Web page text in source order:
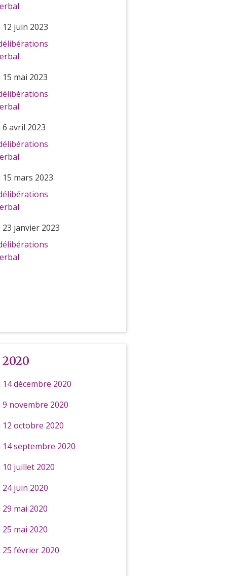
12 juin 2023
mai 2023
6 avril 2023
15 mars 2023
23 janvier 2023
14 décembre 2020
9 novembre 2020
12 octobre 2020
14 septembre 2020
10 juillet 2020
24 juin 2020
mai 2020
mai 2020
25 février 2020